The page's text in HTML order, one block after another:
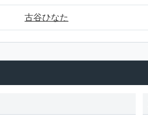
古谷ひなた